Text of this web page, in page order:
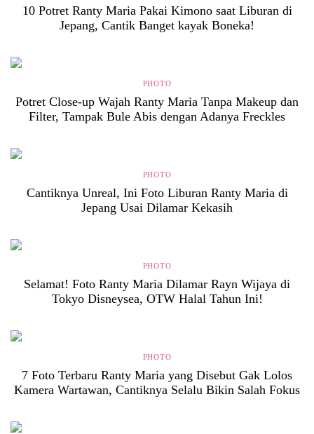
10 Potret Ranty Maria Pakai Kimono saat Liburan di
Jepang, Cantik Banget kayak Boneka!
PHOTO
Potret Close-up Wajah Ranty Maria Tanpa Makeup dan
Filter, Tampak Bule Abis dengan Adanya Freckles
PHOTO
Cantiknya Unreal, Ini Foto Liburan Ranty Maria di
Jepang Usai Dilamar Kekasih
PHOTO
Selamat! Foto Ranty Maria Dilamar Rayn Wijaya di
Tokyo Disneysea, OTW Halal Tahun Ini!
PHOTO
7 Foto Terbaru Ranty Maria yang Disebut Gak Lolos
Kamera Wartawan, Cantiknya Selalu Bikin Salah Fokus